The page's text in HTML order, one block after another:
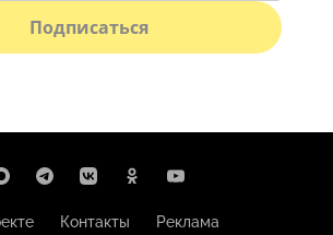
Подписаться
Контакты
Реклама